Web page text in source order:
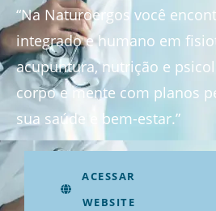
“Na Naturoergos você
integrado e humano em
acupuntura, nutrição e
corpo e mente com planos
sua saúde e bem-estar.”
ACESSAR
WEBSITE